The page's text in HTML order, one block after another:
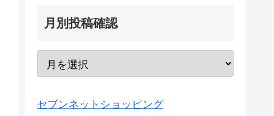
月別投稿確認
セブンネットショッピング